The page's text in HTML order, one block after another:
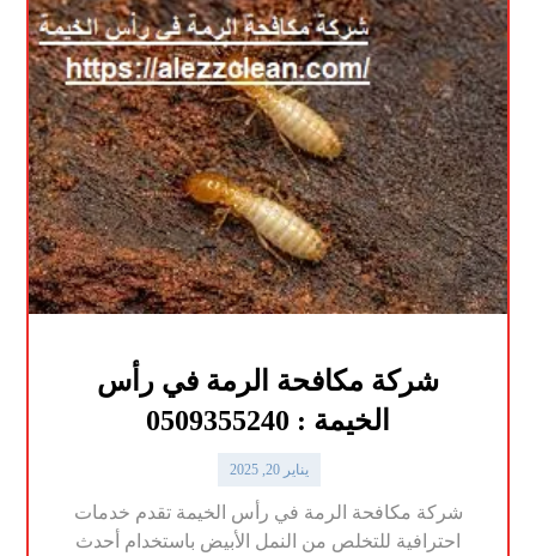
شركة مكافحة الرمة في رأس
الخيمة : 0509355240
يناير 20, 2025
شركة مكافحة الرمة في رأس الخيمة تقدم خدمات
احترافية للتخلص من النمل الأبيض باستخدام أحدث